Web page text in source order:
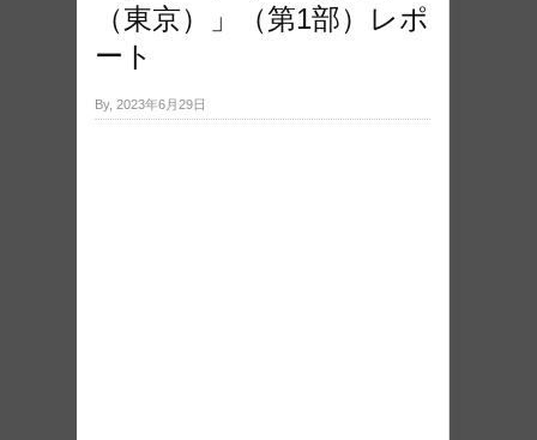
（東京）」（第1部）レポ
ート
By, 2023年6月29日